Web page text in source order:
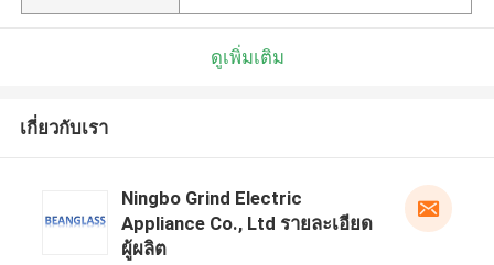
ดูเพิ่มเติม
เกี่ยวกับเรา
Ningbo Grind Electric
Appliance Co., Ltd รายละเอียด
ผู้ผลิต